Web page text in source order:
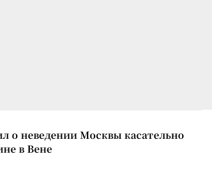
о неведении Москвы касательно
в Вене